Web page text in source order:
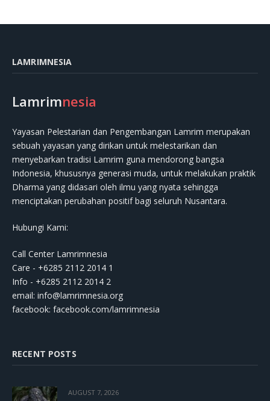
LAMRIMNESIA
Lamrimnesia
Yayasan Pelestarian dan Pengembangan Lamrim merupakan
sebuah yayasan yang dirikan untuk melestarikan dan
menyebarkan tradisi Lamrim guna mendorong bangsa
Indonesia, khususnya generasi muda, untuk melakukan praktik
Dharma yang didasari oleh ilmu yang nyata sehingga
menciptakan perubahan positif bagi seluruh Nusantara.
Hubungi Kami:
Call Center Lamrimnesia
Care - +6285 2112 2014 1
Info - +6285 2112 2014 2
email: info@lamrimnesia.org
facebook: facebook.com/lamrimnesia
RECENT POSTS
AUGUST 7, 2026